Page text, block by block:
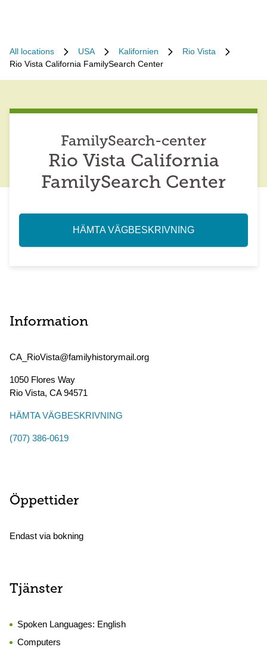
All locations USA Kalifornien
Rio Vista
Rio Vista California FamilySearch Center
FamilySearch-center
Rio Vista California
FamilySearch Center
HÄMTA VÄGBESKRIVNING
Information
CA_RioVista@familyhistorymail.org
1050 Flores Way
Rio Vista, CA94571
HÄMTA VÄGBESKRIVNING
(707) 386-0619
Öppettider
Endast via bokning
Tjänster
Spoken Languages: English
Computers